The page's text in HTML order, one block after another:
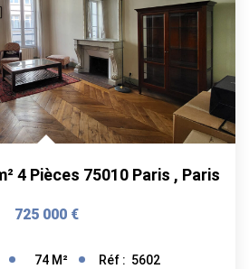
4 Pièces 75010 Paris , Paris
725 000 €
74 M² Réf : 5602